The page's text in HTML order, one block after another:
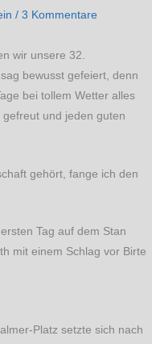
/ 3 Kommentare
wir unsere 32.
bewusst gefeiert, denn
bei tollem Wetter alles
und jeden guten
gehört, fange ich den
Tag auf dem Stan
mit einem Schlag vor Birte
Platz setzte sich nach